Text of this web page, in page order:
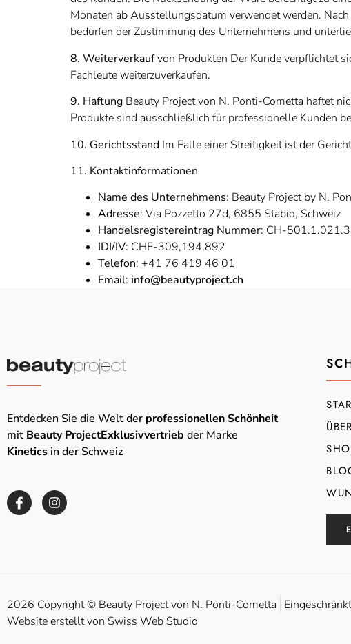
Monaten ab Ausstellungsdatum verwendet werden.
bedürfen der Zustimmung des Unternehmens und
8. Weiterverkaufvon Produkten Der Kunde verpflichtet
Fachleute weiterzuverkaufen.
9. Haftung Beauty Project von N. Ponti-Cometta haftet
Produkte sind ausschließlich für professionelle Kunden
10. Gerichtsstand Im Falle einer Streitigkeit ist der
11. Kontaktinformationen
Name des Unternehmens: Beauty Project by N.
Adresse: Via Pozzetto 27d, 6855 Stabio, Schweiz
Handelsregistereintrag Nummer: CH-
IDI/IV: CHE-309,194,892
Telefon: +41 76 419 46 01
Email: info@beautyproject.ch
Entdecken Sie die Welt der professionellen Schönheit
mit Beauty ProjectExklusivvertrieb der Marke
Kinetics in der Schweiz
2026 Copyright © Beauty Project von N. Ponti-Cometta
Website erstellt von Swiss Web Studio